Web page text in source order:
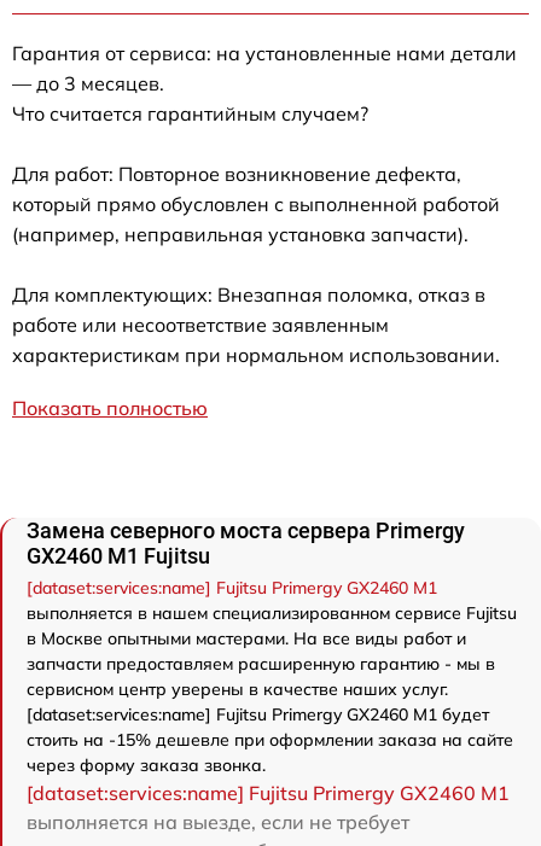
Гарантия от сервиса: на установленные нами детали
— до 3 месяцев.
Что считается гарантийным случаем?
Для работ: Повторное возникновение дефекта,
который прямо обусловлен с выполненной работой
(например, неправильная установка запчасти).
Для комплектующих: Внезапная поломка, отказ в
работе или несоответствие заявленным
характеристикам при нормальном использовании.
Показать полностью
Замена северного моста сервера Primergy
GX2460 M1 Fujitsu
[dataset:services:name] Fujitsu Primergy GX2460 M1
выполняется в нашем специализированном сервисе Fujitsu
в Москве опытными мастерами. На все виды работ и
запчасти предоставляем расширенную гарантию - мы в
сервисном центр уверены в качестве наших услуг.
[dataset:services:name] Fujitsu Primergy GX2460 M1 будет
стоить на -15% дешевле при оформлении заказа на сайте
через форму заказа звонка.
[dataset:services:name] Fujitsu Primergy GX2460 M1
выполняется на выезде, если не требует